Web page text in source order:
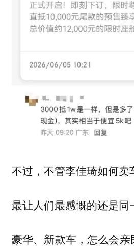
不过，不管李佳琦如何卖
最让人们最感慨的还是同
豪华、新款车，怎么会